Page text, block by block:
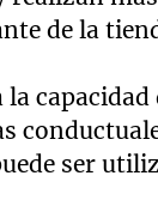
de la
la
ser